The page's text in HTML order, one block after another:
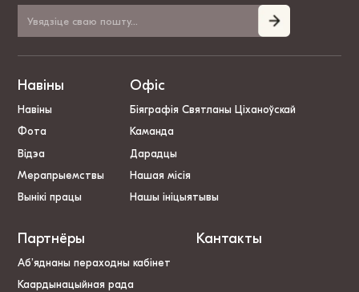
Навіны
Навіны
Фота
Відэа
Мерапрыемствы
Вынікі працы
Офіс
Біяграфія Святланы Ціханоўскай
Каманда
Дарадцы
Нашая місія
Нашы ініцыятывы
Партнёры
Аб’яднаны пераходны кабінет
Каардынацыйная рада
Кантакты